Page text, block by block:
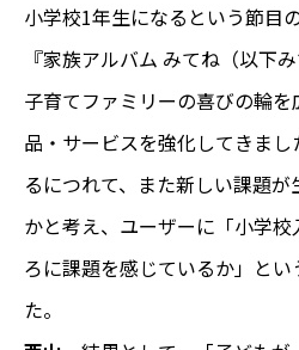
小学校1年生になるという節目
『家族アルバム みてね（以下
子育てファミリーの喜びの輪
品・サービスを強化してきま
るにつれて、また新しい課題
かと考え、ユーザーに「小学
ろに課題を感じているか」と
た。